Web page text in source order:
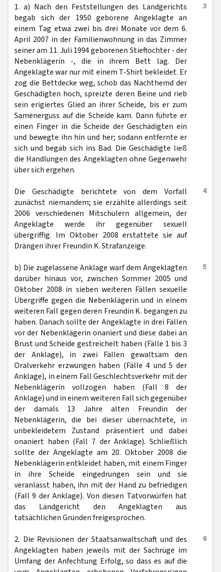
3
1. a) Nach den Feststellungen des Landgerichts
begab sich der 1950 geborene Angeklagte an
einem Tag etwa zwei bis drei Monate vor dem 6.
April 2007 in der Familienwohnung in das Zimmer
seiner am 11. Juli 1994 geborenen Stieftochter - der
Nebenklägerin -, die in ihrem Bett lag. Der
Angeklagte war nur mit einem T-Shirt bekleidet. Er
zog die Bettdecke weg, schob das Nachthemd der
Geschädigten hoch, spreizte deren Beine und rieb
sein erigiertes Glied an ihrer Scheide, bis er zum
Samenerguss auf die Scheide kam. Dann führte er
einen Finger in die Scheide der Geschädigten ein
und bewegte ihn hin und her; sodann entfernte er
sich und begab sich ins Bad. Die Geschädigte ließ
die Handlungen des Angeklagten ohne Gegenwehr
über sich ergehen.
4
Die Geschädigte berichtete von dem Vorfall
zunächst niemandem; sie erzählte allerdings seit
2006 verschiedenen Mitschülern allgemein, der
Angeklagte werde ihr gegenüber sexuell
übergriffig. Im Oktober 2008 erstattete sie auf
Drängen ihrer Freundin K. Strafanzeige.
5
b) Die zugelassene Anklage warf dem Angeklagten
darüber hinaus vor, zwischen Sommer 2005 und
Oktober 2008 in sieben weiteren Fällen sexuelle
Übergriffe gegen die Nebenklägerin und in einem
weiteren Fall gegen deren Freundin K. begangen zu
haben. Danach sollte der Angeklagte in drei Fällen
vor der Nebenklägerin onaniert und diese dabei an
Brust und Scheide gestreichelt haben (Fälle 1 bis 3
der Anklage), in zwei Fällen gewaltsam den
Oralverkehr erzwungen haben (Fälle 4 und 5 der
Anklage), in einem Fall Geschlechtsverkehr mit der
Nebenklägerin vollzogen haben (Fall 8 der
Anklage) und in einem weiteren Fall sich gegenüber
der damals 13 Jahre alten Freundin der
Nebenklägerin, die bei dieser übernachtete, in
unbekleidetem Zustand präsentiert und dabei
onaniert haben (Fall 7 der Anklage). Schließlich
sollte der Angeklagte am 20. Oktober 2008 die
Nebenklägerin entkleidet haben, mit einem Finger
in ihre Scheide eingedrungen sein und sie
veranlasst haben, ihn mit der Hand zu befriedigen
(Fall 9 der Anklage). Von diesen Tatvorwürfen hat
das Landgericht den Angeklagten aus
tatsächlichen Gründen freigesprochen.
6
2. Die Revisionen der Staatsanwaltschaft und des
Angeklagten haben jeweils mit der Sachrüge im
Umfang der Anfechtung Erfolg, so dass es auf die